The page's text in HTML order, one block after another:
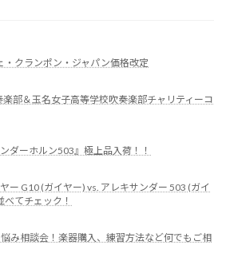
クランポン・ジャパン価格改定
部＆玉名女子高等学校吹奏楽部チャリティーコ
ダーホルン503』極上品入荷！！
ー G10 (ガイヤー) vs. アレキサンダー 503 (ガイ
てチェック！
み相談会！楽器購入、練習方法など何でもご相